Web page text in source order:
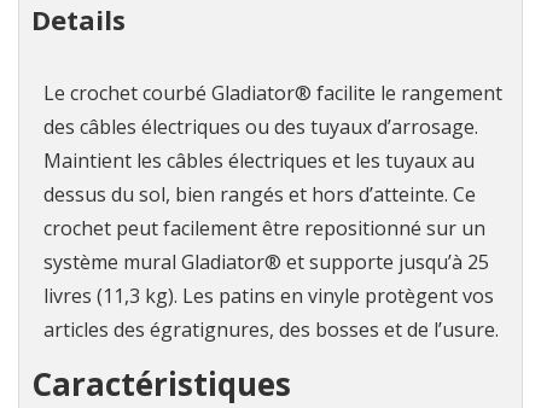
Details
Le crochet courbé Gladiator® facilite le rangement
des câbles électriques ou des tuyaux d’arrosage.
Maintient les câbles électriques et les tuyaux au
dessus du sol, bien rangés et hors d’atteinte. Ce
crochet peut facilement être repositionné sur un
système mural Gladiator® et supporte jusqu’à 25
livres (11,3 kg). Les patins en vinyle protègent vos
articles des égratignures, des bosses et de l’usure.
Caractéristiques